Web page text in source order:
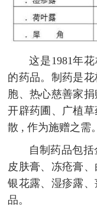
这是1981年
的药品。制药是
胞、热心慈善家
开辟药圃、广植
散 , 作为施赠之需。
自制药品包括
皮肤膏、冻疮膏
银花露、湿疹露
品。